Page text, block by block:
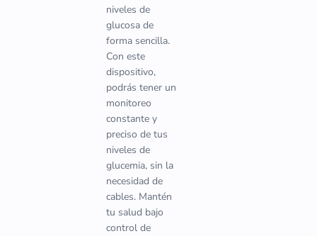
niveles de
glucosa de
forma sencilla.
Con este
dispositivo,
podrás tener un
monitoreo
constante y
preciso de tus
niveles de
glucemia, sin la
necesidad de
cables. Mantén
tu salud bajo
control de